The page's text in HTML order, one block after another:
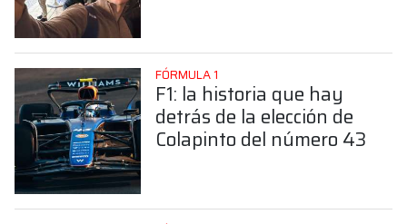
FÓRMULA 1
F1: la historia que hay
detrás de la elección de
Colapinto del número 43